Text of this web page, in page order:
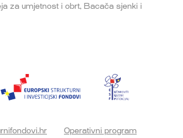
za umjetnost i obrt, Bacača sjenki i
Operativni program